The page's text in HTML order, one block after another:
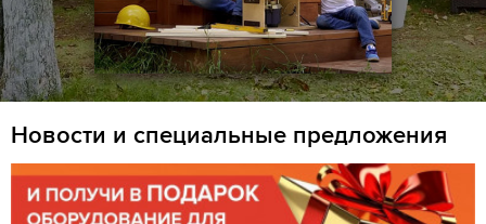
Новости и специальные предложения